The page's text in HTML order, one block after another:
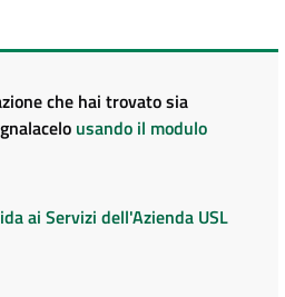
che hai trovato sia
usando il modulo
ai Servizi dell'Azienda USL